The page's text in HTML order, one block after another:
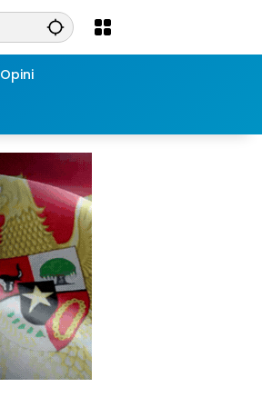
Opini